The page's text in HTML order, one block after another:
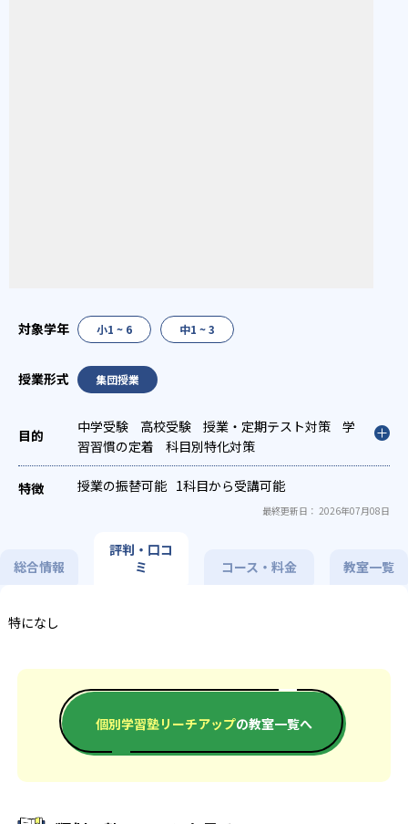
小1 ~ 6 中1 ~ 3
集団授業
中学受験 高校受験 授業・定期テスト対策
学
習習慣の定着
科目別特化対策
授業の振替可能 1科目から受講可能
最終更新日： 2026年07月08日
総合情報
評判・口コ
ミ
コース・料金 教室一覧
特になし
個別学習塾リーチアップの教室一覧へ